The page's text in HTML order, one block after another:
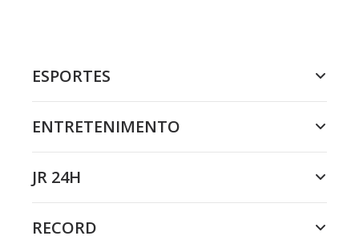
ESPORTES
ENTRETENIMENTO
JR 24H
RECORD